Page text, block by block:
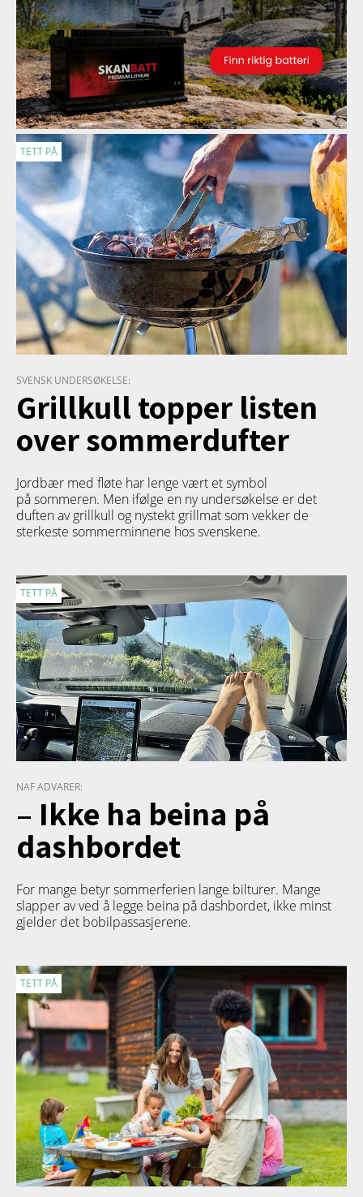
TETT PÅ
SVENSK UNDERSØKELSE:
Grillkull topper listen
over sommerdufter
Jordbær med fløte har lenge vært et symbol
på sommeren. Men ifølge en ny undersøkelse er det
duften av grillkull og nystekt grillmat som vekker de
sterkeste sommerminnene hos svenskene.
TETT PÅ
NAF ADVARER:
– Ikke ha beina på
dashbordet
For mange betyr sommerferien lange bilturer. Mange
slapper av ved å legge beina på dashbordet, ikke minst
gjelder det bobilpassasjerene.
TETT PÅ